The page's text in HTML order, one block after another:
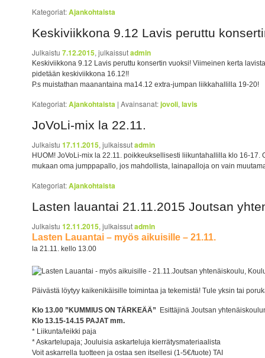
Kategoriat:Ajankohtaista
Keskiviikkona 9.12 Lavis peruttu
Julkaistu7.12.2015, julkaissutadmin
Keskiviikkona 9.12 Lavis peruttu konsertin vuoksi! Viimeinen kerta
pidetään keskiviikkona 16.12!!
P.s muistathan maanantaina ma14.12 extra-jumpan liikkahallilla 19-20!
Kategoriat:Ajankohtaista |Avainsanat:jovoli,lavis
JoVoLi-mix la 22.11.
Julkaistu17.11.2015, julkaissutadmin
HUOM! JoVoLi-mix la 22.11. poikkeuksellisesti liikuntahallilla klo 16-17.
mukaan oma jumppapallo, jos mahdollista, lainapalloja on vain
Kategoriat:Ajankohtaista
Lasten lauantai 21.11.2015 Joutsan
Julkaistu12.11.2015, julkaissutadmin
Lasten Lauantai – myös aikuisille – 21.11.
la 21.11. kello 13.00
Joutsan yhtenäiskoulu,
Päivästä löytyy kaikenikäisille toimintaa ja tekemistä! Tule yksin tai
Klo 13.00 ”KUMMIUS ON TÄRKEÄÄ” Esittäjinä Joutsan
Klo 13.15-14.15 PAJAT mm.
* Liikunta/leikki paja
* Askartelupaja; Jouluisia askarteluja kierrätysmateriaalista
Voit askarrella tuotteen ja ostaa sen itsellesi (1-5€/tuote) TAI